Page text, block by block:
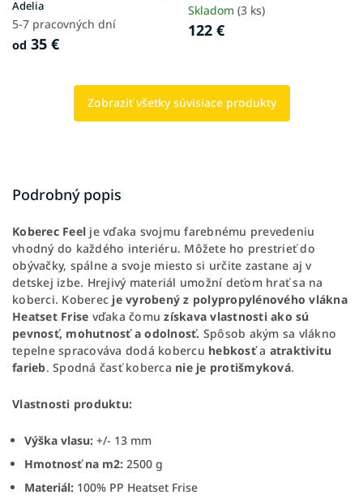
Adelia
5-7 pracovných dní
od 35 €
Skladom (3 ks)
122 €
Zobraziť všetky súvisiace produkty
Podrobný popis
Koberec Feel je vďaka svojmu farebnému prevedeniu
vhodný do každého interiéru. Môžete ho prestrieť do
obývačky, spálne a svoje miesto si určite zastane aj v
detskej izbe. Hrejivý materiál umožní deťom hrať sa na
koberci. Koberec je vyrobený z polypropylénového vlákna
Heatset Frise vďaka čomuzískava vlastnosti ako sú
pevnosť, mohutnosť a odolnosť. Spôsob akým sa vlákno
tepelne spracováva dodá kobercu hebkosťa atraktivitu
farieb. Spodná časť koberca nie je protišmyková.
Vlastnosti produktu:
Výška vlasu: +/- 13 mm
Hmotnosť na m2: 2500 g
Materiál: 100% PP Heatset Frise